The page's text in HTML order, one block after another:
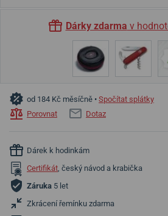
Dárky zdarma v
od 184 Kč měsíčně • Spočítat splátky
Porovnat
Dotaz
Dárek k hodinkám
Certifikát, český návod a krabička
Záruka 5 let
Zkrácení řemínku zdarma